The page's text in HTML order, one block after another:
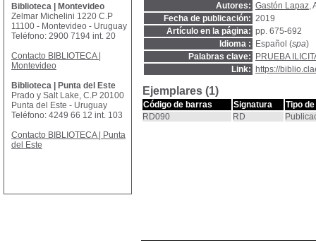
Autores: Gastón Lapaz,
Fecha de publicación: 2019
Artículo en la página: pp. 675-692
Idioma :
Español (spa)
Palabras clave:
PRUEBA
Link:
https://
Ejemplares (1)
Código de barras Signatura
Tipo
RD090
RD
Biblioteca | Montevideo
Zelmar Michelini 1220 C.P
11100 - Montevideo - Uruguay
Teléfono: 2900 7194 int. 20
Contacto BIBLIOTECA |
Montevideo
Biblioteca | Punta del Este
Prado y Salt Lake, C.P 20100
Punta del Este - Uruguay
Teléfono: 4249 66 12 int. 103
Contacto BIBLIOTECA | Punta
del Este